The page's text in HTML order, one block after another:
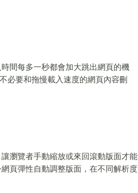
間每多一秒都會加大跳出網頁的機
必要和拖慢載入速度的網頁內容刪
瀏覽者手動縮放或來回滾動版面才能
頁彈性自動調整版面，在不同解析度